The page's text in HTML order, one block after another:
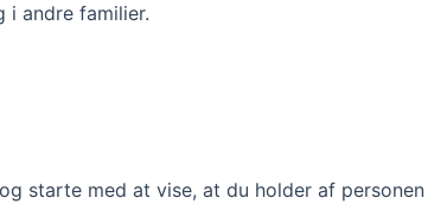
i andre familier.
starte med at vise, at du holder af personen